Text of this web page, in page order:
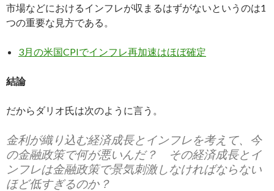
市場などにおけるインフレが収まるはずがないというのは1
つの重要な見方である。
3月の米国CPIでインフレ再加速はほぼ確定
結論
だからダリオ氏は次のように言う。
金利が織り込む経済成長とインフレを考えて、今
の金融政策で何が悪いんだ？ その経済成長とイ
ンフレは金融政策で景気刺激しなければならない
ほど低すぎるのか？